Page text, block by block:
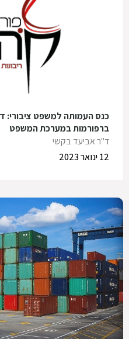
כנס העמותה למשפט ציבורי:
ברפורמות במערכת המשפט
ד"ר אביעד בקשי
12 ינואר 2023